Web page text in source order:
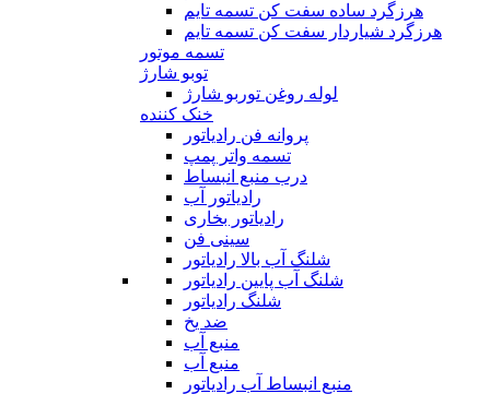
هرزگرد ساده سفت کن تسمه تایم
هرزگرد شیاردار سفت کن تسمه تایم
تسمه موتور
توبو شارژ
لوله روغن توربو شارژ
خنک کننده
پروانه فن رادیاتور
تسمه واتر پمپ
درب منبع انبساط
رادیاتور آب
رادیاتور بخاری
سینی فن
شلنگ آب بالا رادیاتور
شلنگ آب پایین رادیاتور
شلنگ رادیاتور
ضد یخ
منبع آب
منبع آب
منبع انبساط آب رادیاتور